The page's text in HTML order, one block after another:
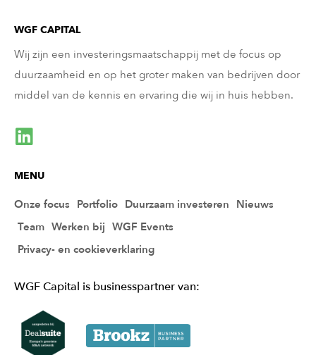
WGF CAPITAL
Wij zijn een investeringsmaatschappij met de focus op
duurzaamheid en op het groter maken van bedrijven door
middel van de kennis en ervaring die wij in huis hebben.
MENU
Onze focus Portfolio Duurzaam investeren Nieuws
Team Werken bij WGF Events
Privacy- en cookieverklaring
WGF Capital is businesspartner van: